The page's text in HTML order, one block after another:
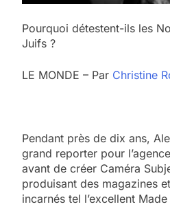
Pourquoi détestent-ils les
Juifs ?
LE MONDE – Par Christine
Pendant près de dix ans,
grand reporter pour
avant de créer Caméra
produisant des magazines
incarnés tel l’excellent